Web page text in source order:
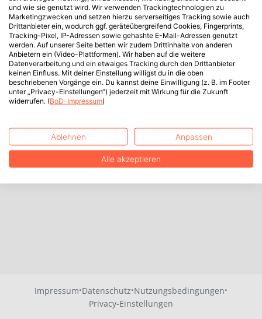
Impressum·Datenschutz·Nutzungsbedingungen·
Privacy-Einstellungen
und wie sie genutzt wird. Wir verwenden Trackingtechnologien zu
Marketingzwecken und setzen hierzu serverseitiges Tracking sowie auch
Drittanbieter ein, wodurch ggf. geräteübergreifend Cookies, Fingerprints,
Tracking-Pixel, IP-Adressen sowie gehashte E-Mail-Adressen genutzt
werden. Auf unserer Seite betten wir zudem Drittinhalte von anderen
Anbietern ein (Video-Plattformen). Wir haben auf die weitere
Datenverarbeitung und ein etwaiges Tracking durch den Drittanbieter
keinen Einfluss. Mit deiner Einstellung willigst du in die oben
beschriebenen Vorgänge ein. Du kannst deine Einwilligung (z. B. im Footer
unter „Privacy-Einstellungen“) jederzeit mit Wirkung für die Zukunft
widerrufen. (BoD-Impressum)
Ablehnen Anpassen
Alle akzeptieren